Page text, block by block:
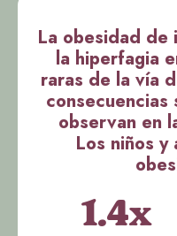
La obesidad de
la hiperfagia
raras de la vía
consecuencias
observan en
Los niños
1.4x